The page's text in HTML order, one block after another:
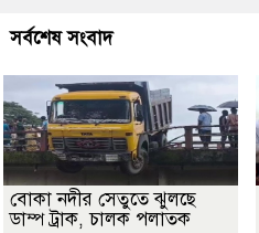
সর্বশেষ সংবাদ
বোকা নদীর সেতুতে ঝুলছে
ডাম্প ট্রাক, চালক পলাতক